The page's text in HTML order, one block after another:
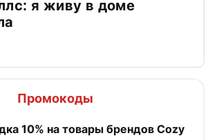
я живу в доме
Промокоды
10% на товары брендов Cozy